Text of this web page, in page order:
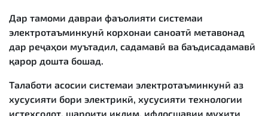
Дар тамоми давраи фаъолияти системаи
электротаъминкунӣ корхонаи саноатӣ метавонад
дар реҷаҳои муътадил, садамавӣ ва баъдисадамавӣ
қарор дошта бошад.
Талаботи асосии системаи электротаъминкунӣ аз
хусусияти бори электрикӣ, хусусияти технологии
истеҳсолот, шароити иқлим, ифлосшавии муҳити